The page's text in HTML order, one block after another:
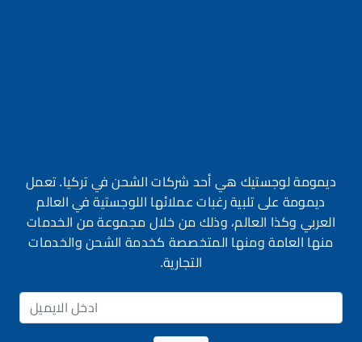
ديمومة لوجستيك هي أحد شركات الشحن في تركيا. تعمل
ديمومة على تلبية رغبات عملائها اللوجستية في العالم
العربي وكذا العالم، وذلك من خلال مجموعة من الخدمات
منها العامة ومنها المتخصصة كخدمة الشحن والخدمات
التجارية.